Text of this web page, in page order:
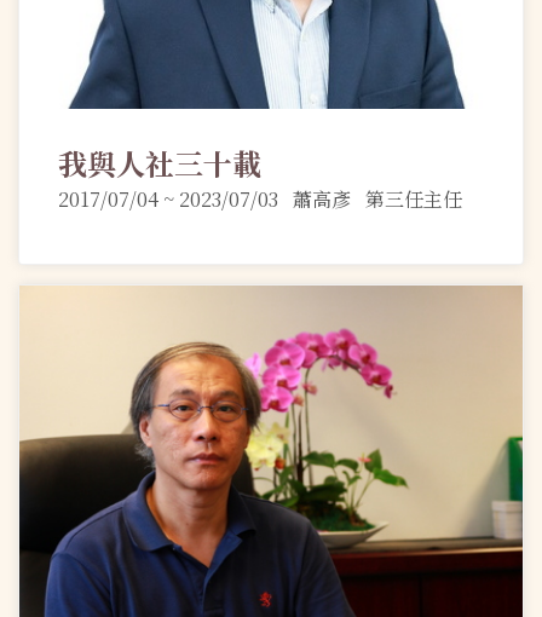
我與人社三十載
2017/07/04 ~ 2023/07/03 蕭高彥 第三任主任